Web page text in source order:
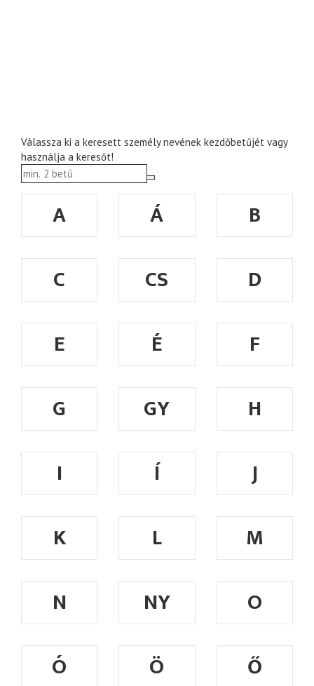
Válassza ki a keresett személy nevének kezdőbetűjét vagy
használja a keresőt!
A Á
B
C
CS
D
E
É
F
G
GY
H
I
Í
J
K
L
M
N
NY
O
Ó
Ö Ő